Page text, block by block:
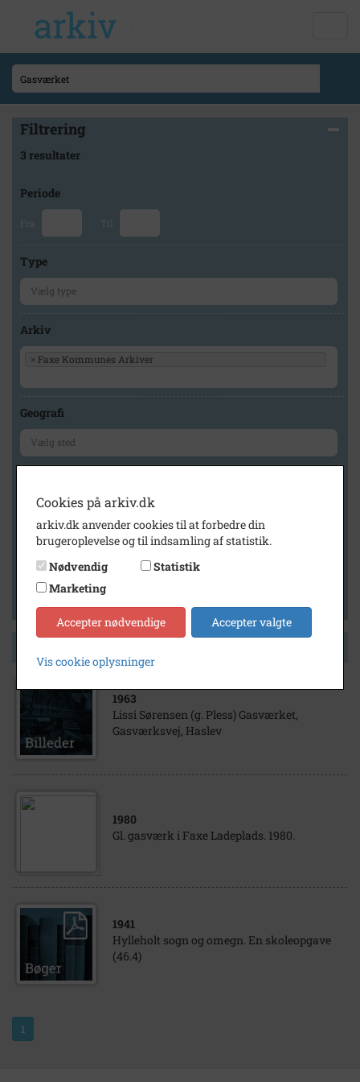
Filtrering
3 resultater
Periode
Fra Til
Type
Arkiv
× Faxe Kommunes Arkiver
Geografi
Vis kun med billeder
Vis kun med filmklip
Vis kun med kilder
1963
Lissi Sørensen (g. Pless) Gasværket,
Gasværksvej, Haslev
1980
Gl. gasværk i Faxe Ladeplads. 1980.
1941
Hylleholt sogn og omegn. En skoleopgave
(46.4)
1
Cookies på arkiv.dk
arkiv.dk anvender cookies til at forbedre din
brugeroplevelse og til indsamling af statistik.
Nødvendig
Statistik
Marketing
Accepter nødvendige Accepter valgte
Vis cookie oplysninger